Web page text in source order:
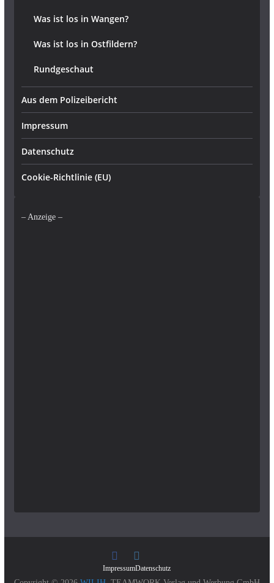
Was ist los in Wangen?
Was ist los in Ostfildern?
Rundgeschaut
Aus dem Polizeibericht
Impressum
Datenschutz
Cookie-Richtlinie (EU)
– Anzeige –
ImpressumDatenschutz